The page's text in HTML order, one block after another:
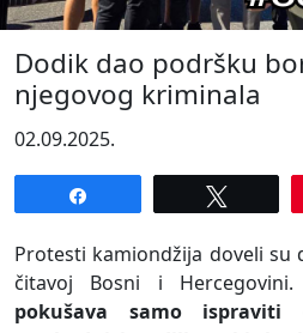
Dodik dao podršku
njegovog kriminala
02.09.2025.
Protesti kamiondžija doveli su
čitavoj Bosni i
pokušava samo